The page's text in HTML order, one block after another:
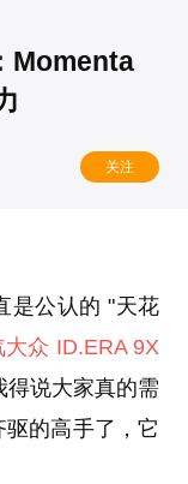
Momenta
关注
是公认的 "天花
大众 ID.ERA 9X
得说大家真的需
的高手了，它